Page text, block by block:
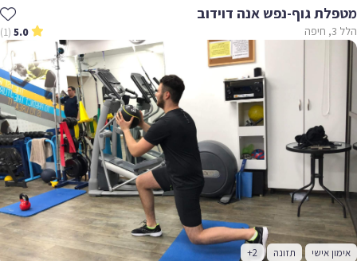
מטפלת גוף-נפש אנה דוידוב
הלל 3, חיפה 5.0
(1)
אימון אישי תזונה +2